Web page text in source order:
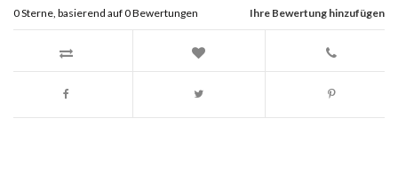
Ihre Bewertung hinzufügen
0Sterne, basierend auf0Bewertungen